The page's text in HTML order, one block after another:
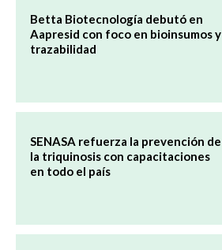
Betta Biotecnología debutó en
Aapresid con foco en bioinsumos y
trazabilidad
SENASA refuerza la prevención de
la triquinosis con capacitaciones
en todo el país